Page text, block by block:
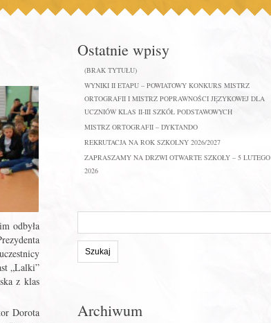
odbyła
„Lalki”
z klas
Dorota
Ostatnie wpisy
(BRAK TYTUŁU)
WYNIKI II ETAPU – POWIATOWY KONKURS MISTRZ
ORTOGRAFII I MISTRZ POPRAWNOŚCI JĘZYKOWEJ DLA
UCZNIÓW KLAS II-III SZKÓŁ PODSTAWOWYCH
MISTRZ ORTOGRAFII – DYKTANDO
REKRUTACJA NA ROK SZKOLNY 2026/2027
ZAPRASZAMY NA DRZWI OTWARTE SZKOŁY – 5 LUTEGO
2026
stronie:
Archiwum